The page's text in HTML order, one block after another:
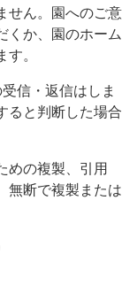
せん。園へのご意
くか、園のホーム
。
信・返信はしま
ると判断した場合
めの複製、引用
無断で複製または